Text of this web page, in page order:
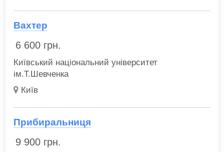
Вахтер
6 600 грн.
Київський національний університет
ім.Т.Шевченка
Київ
Прибиральниця
9 900 грн.